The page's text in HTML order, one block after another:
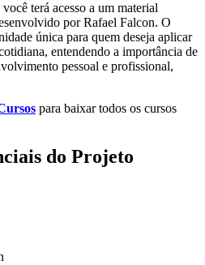
terá acesso a um material
por Rafael Falcon. O
única para quem deseja aplicar
entendendo a importância de
pessoal e profissional,
para baixar todos os cursos
do Projeto